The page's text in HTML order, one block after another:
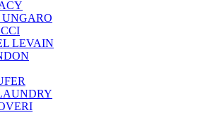
LEVAIN